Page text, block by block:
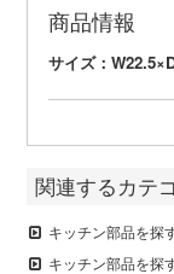
商品情報
サイズ：
関連するカテ
キッチン部品を探
キッチン部品を探